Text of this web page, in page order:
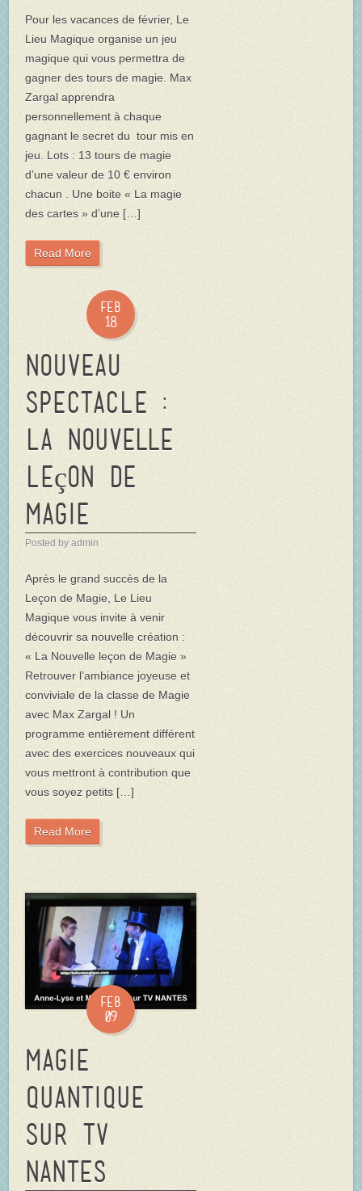
Pour les vacances de février, Le
Lieu Magique organise un jeu
magique qui vous permettra de
gagner des tours de magie. Max
Zargal apprendra
personnellement à chaque
gagnant le secret du tour mis en
jeu. Lots : 13 tours de magie
d’une valeur de 10 € environ
chacun . Une boite « La magie
des cartes » d’une […]
Read More
Feb
18
NOUVEAU
SPECTACLE :
La Nouvelle
Leçon de
Magie
Posted by admin
Après le grand succès de la
Leçon de Magie, Le Lieu
Magique vous invite à venir
découvrir sa nouvelle création :
« La Nouvelle leçon de Magie »
Retrouver l’ambiance joyeuse et
conviviale de la classe de Magie
avec Max Zargal ! Un
programme entièrement différent
avec des exercices nouveaux qui
vous mettront à contribution que
vous soyez petits […]
Read More
Feb
09
Magie
quantique
sur TV
NANTES